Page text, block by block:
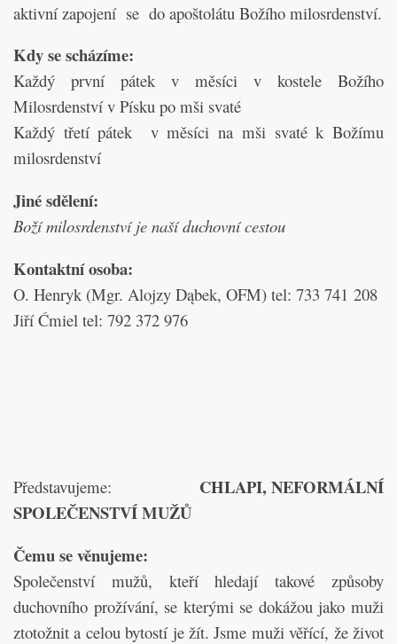
aktivní zapojení se do apoštolátu Božího milosrdenství.
Kdy se scházíme:
Každý první pátek v měsíci v kostele Božího
Milosrdenství v Písku po mši svaté
Každý třetí pátek v měsíci na mši svaté k Božímu
milosrdenství
Jiné sdělení:
Boží milosrdenství je naší duchovní cestou
Kontaktní osoba:
O. Henryk (Mgr. Alojzy Dąbek, OFM) tel: 733 741 208
Jiří Ćmiel tel: 792 372 976
Představujeme: CHLAPI, NEFORMÁLNÍ
SPOLEČENSTVÍ MUŽŮ
Čemu se věnujeme:
Společenství mužů, kteří hledají takové způsoby
duchovního prožívání, se kterými se dokážou jako muži
ztotožnit a celou bytostí je žít. Jsme muži věřící, že život